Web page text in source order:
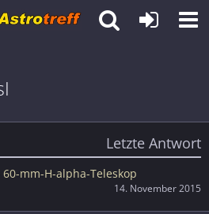
Letzte Antwort
60-mm-H-alpha-Teleskop
14. November 2015